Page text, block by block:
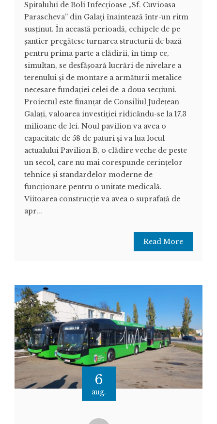
Spitalului de Boli Infecțioase „Sf. Cuvioasa
Parascheva” din Galați înaintează într-un ritm
susținut. În această perioadă, echipele de pe
șantier pregătesc turnarea structurii de bază
pentru prima parte a clădirii, în timp ce,
simultan, se desfășoară lucrări de nivelare a
terenului și de montare a armăturii metalice
necesare fundației celei de-a doua secțiuni.
Proiectul este finanțat de Consiliul Județean
Galați, valoarea investiției ridicându-se la 17,3
milioane de lei. Noul pavilion va avea o
capacitate de 58 de paturi și va lua locul
actualului Pavilion B, o clădire veche de peste
un secol, care nu mai corespunde cerințelor
tehnice și standardelor moderne de
funcționare pentru o unitate medicală.
Viitoarea construcție va avea o suprafață de
apr...
Read More
6
aug.